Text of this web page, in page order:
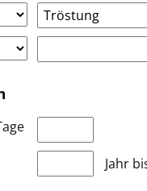
Medien Jahr